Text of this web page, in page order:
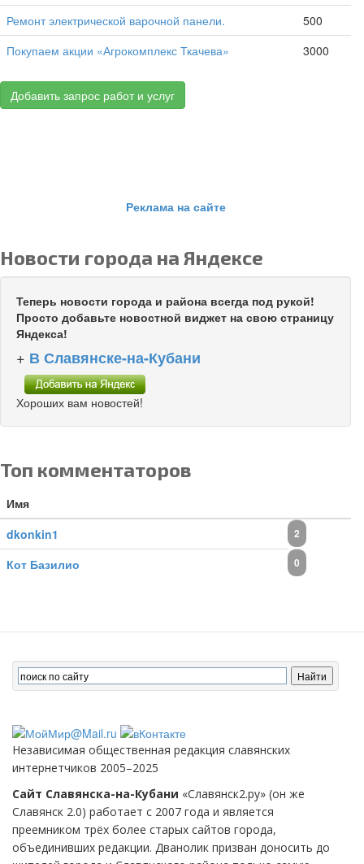
Ремонт электрической варочной панели.
500
Покупаем акции «Агрокомплекс Ткачева»
3000
Добавить запрос работ и услуг
Реклама на сайте
Новости города на Яндексе
Теперь новости города и района всегда под рукой!
Просто добавьте новостной виджет на свою страницу
Яндекса!
+ В Славянске-на-Кубани
Хороших вам новостей!
Топ комментаторов
Имя
dkonkin1
2
Кот Базилио 0
Независимая общественная редакция славянских
интернетчиков 2005–2025
Сайт Славянска-на-Кубани «Славянск2.ру» (он же
Славянск 2.0) работает с 2007 года и является
преемником трёх более старых сайтов города,
объединивших редакции. Дванолик призван доносить до